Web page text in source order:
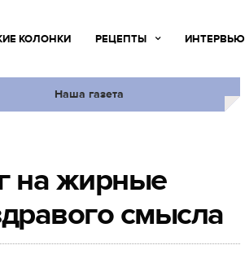
КОЛОНКИ РЕЦЕПТЫ ИНТЕРВЬЮ
Наша газета
на жирные
смысла